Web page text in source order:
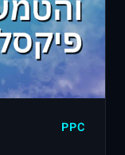
PPC